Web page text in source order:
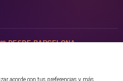
DESDE BARCELONA
acorde con tus preferencias y más